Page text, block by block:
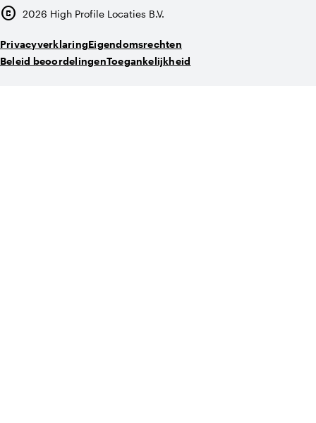
copyright 2026 High Profile Locaties B.V.
PrivacyverklaringEigendomsrechten
Beleid beoordelingenToegankelijkheid